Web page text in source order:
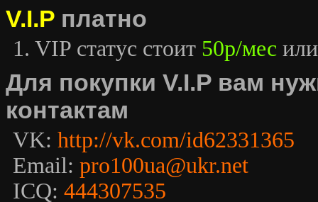
V.I.P платно
1. VIP статус стоит 50р/мес
Для покупки V.I.P вам
контактам
VK: http://vk.com/id62331365
Email: pro100ua@ukr.net
ICQ: 444307535